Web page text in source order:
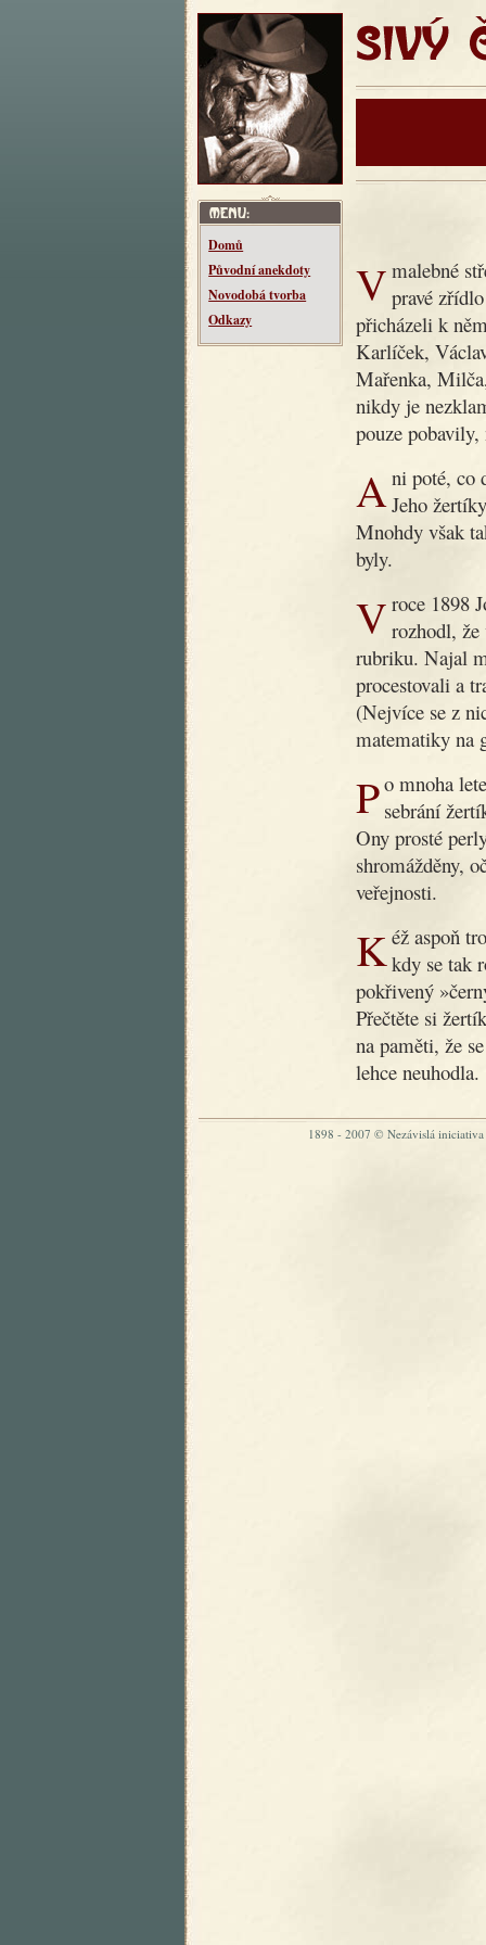
SIVÝ
Domů
Původní anekdoty
Novodobá tvorba
Odkazy
V malebné středočeské vesnici Makotřasy žil kdysi dědeček, pravé
přicházeli k
Karlíček,
Mařenka,
nikdy je
pouze
Ani poté, co dobrý dědoušek zemřel, nezapomnělo se na něj.Jeho
Mnohdy však
byly.
V roce 1898 Jos. R. Vilímek, slovutný český nakladatel, rozhodl,
rubriku. Najal
procestovali a
(Nejvíce se z
matematiky na
Po mnoha letech byla nyní podniknuta nová práce, záležející v sebrání
Ony prosté
shromážděny,
veřejnosti.
Kéž aspoň trochu přispějí k nápravě obecného vkusu v době,kdy se tak
pokřivený
Přečtěte si
na paměti, že
lehce neuhodla.
1898 - 2007 © Nezávislá